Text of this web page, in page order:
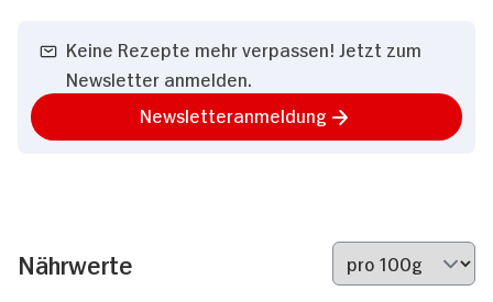
Keine Rezepte mehr verpassen! Jetzt zum
Newsletter anmelden.
Newsletteranmeldung
Nährwerte